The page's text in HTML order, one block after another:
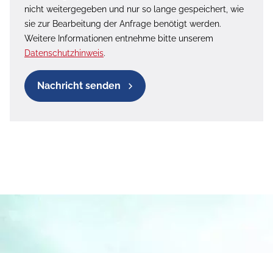
nicht weitergegeben und nur so lange gespeichert, wie
sie zur Bearbeitung der Anfrage benötigt werden.
Weitere Informationen entnehme bitte unserem
Datenschutzhinweis.
Nachricht senden